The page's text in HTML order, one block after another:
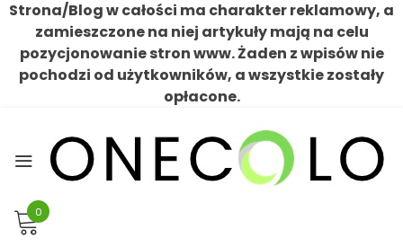
Strona/Blog w całości ma charakter reklamowy, a
zamieszczone na niej artykuły mają na celu
pozycjonowanie stron www. Żaden z wpisów nie
pochodzi od użytkowników, a wszystkie zostały
opłacone.
content
0